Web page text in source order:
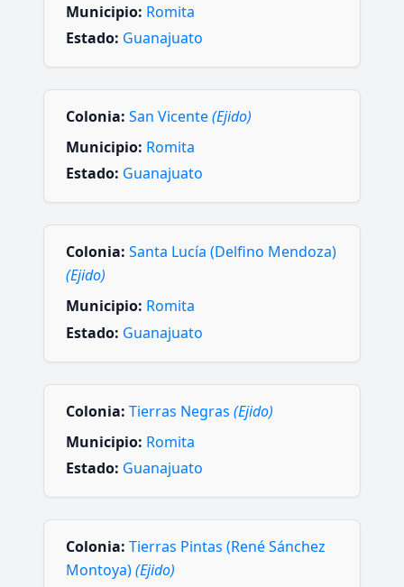
Municipio: Romita
Estado: Guanajuato
Colonia: San Vicente(Ejido)
Municipio: Romita
Estado: Guanajuato
Colonia: Santa Lucía (Delfino Mendoza)
(Ejido)
Municipio: Romita
Estado: Guanajuato
Colonia: Tierras Negras (Ejido)
Municipio: Romita
Estado: Guanajuato
Colonia: Tierras Pintas (René Sánchez
Montoya)(Ejido)